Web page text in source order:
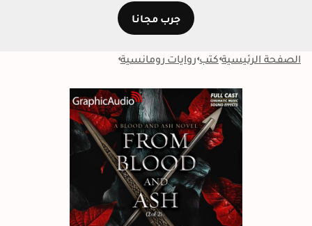
جرب مجانا
الصفحة الرئيسية كتب روايات رومانسية